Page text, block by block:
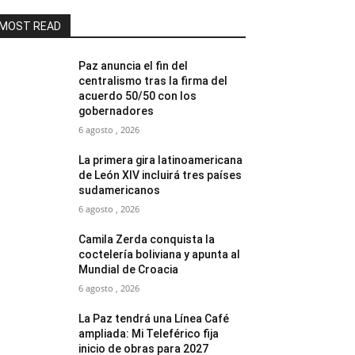
READ
Paz anuncia el fin del
centralismo tras la firma del
acuerdo 50/50 con los
gobernadores
6 agosto , 2026
La primera gira latinoamericana
de León XIV incluirá tres países
sudamericanos
6 agosto , 2026
Camila Zerda conquista la
coctelería boliviana y apunta al
Mundial de Croacia
6 agosto , 2026
La Paz tendrá una Línea Café
ampliada: Mi Teleférico fija
inicio de obras para 2027